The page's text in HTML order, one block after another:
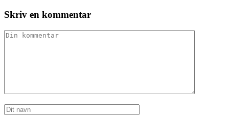
Skriv en kommentar